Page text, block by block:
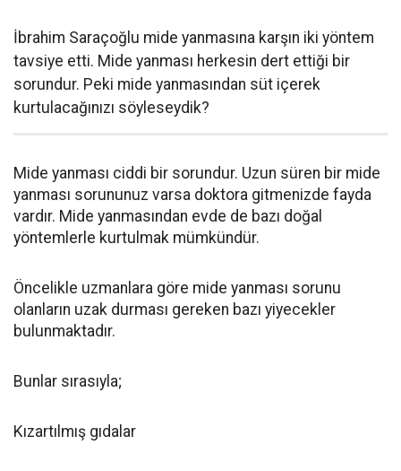
İbrahim Saraçoğlu mide yanmasına karşın iki yöntem
tavsiye etti. Mide yanması herkesin dert ettiği bir
sorundur. Peki mide yanmasından süt içerek
kurtulacağınızı söyleseydik?
Mide yanması ciddi bir sorundur. Uzun süren bir mide
yanması sorununuz varsa doktora gitmenizde fayda
vardır. Mide yanmasından evde de bazı doğal
yöntemlerle kurtulmak mümkündür.
Öncelikle uzmanlara göre mide yanması sorunu
olanların uzak durması gereken bazı yiyecekler
bulunmaktadır.
Bunlar sırasıyla;
Kızartılmış gıdalar